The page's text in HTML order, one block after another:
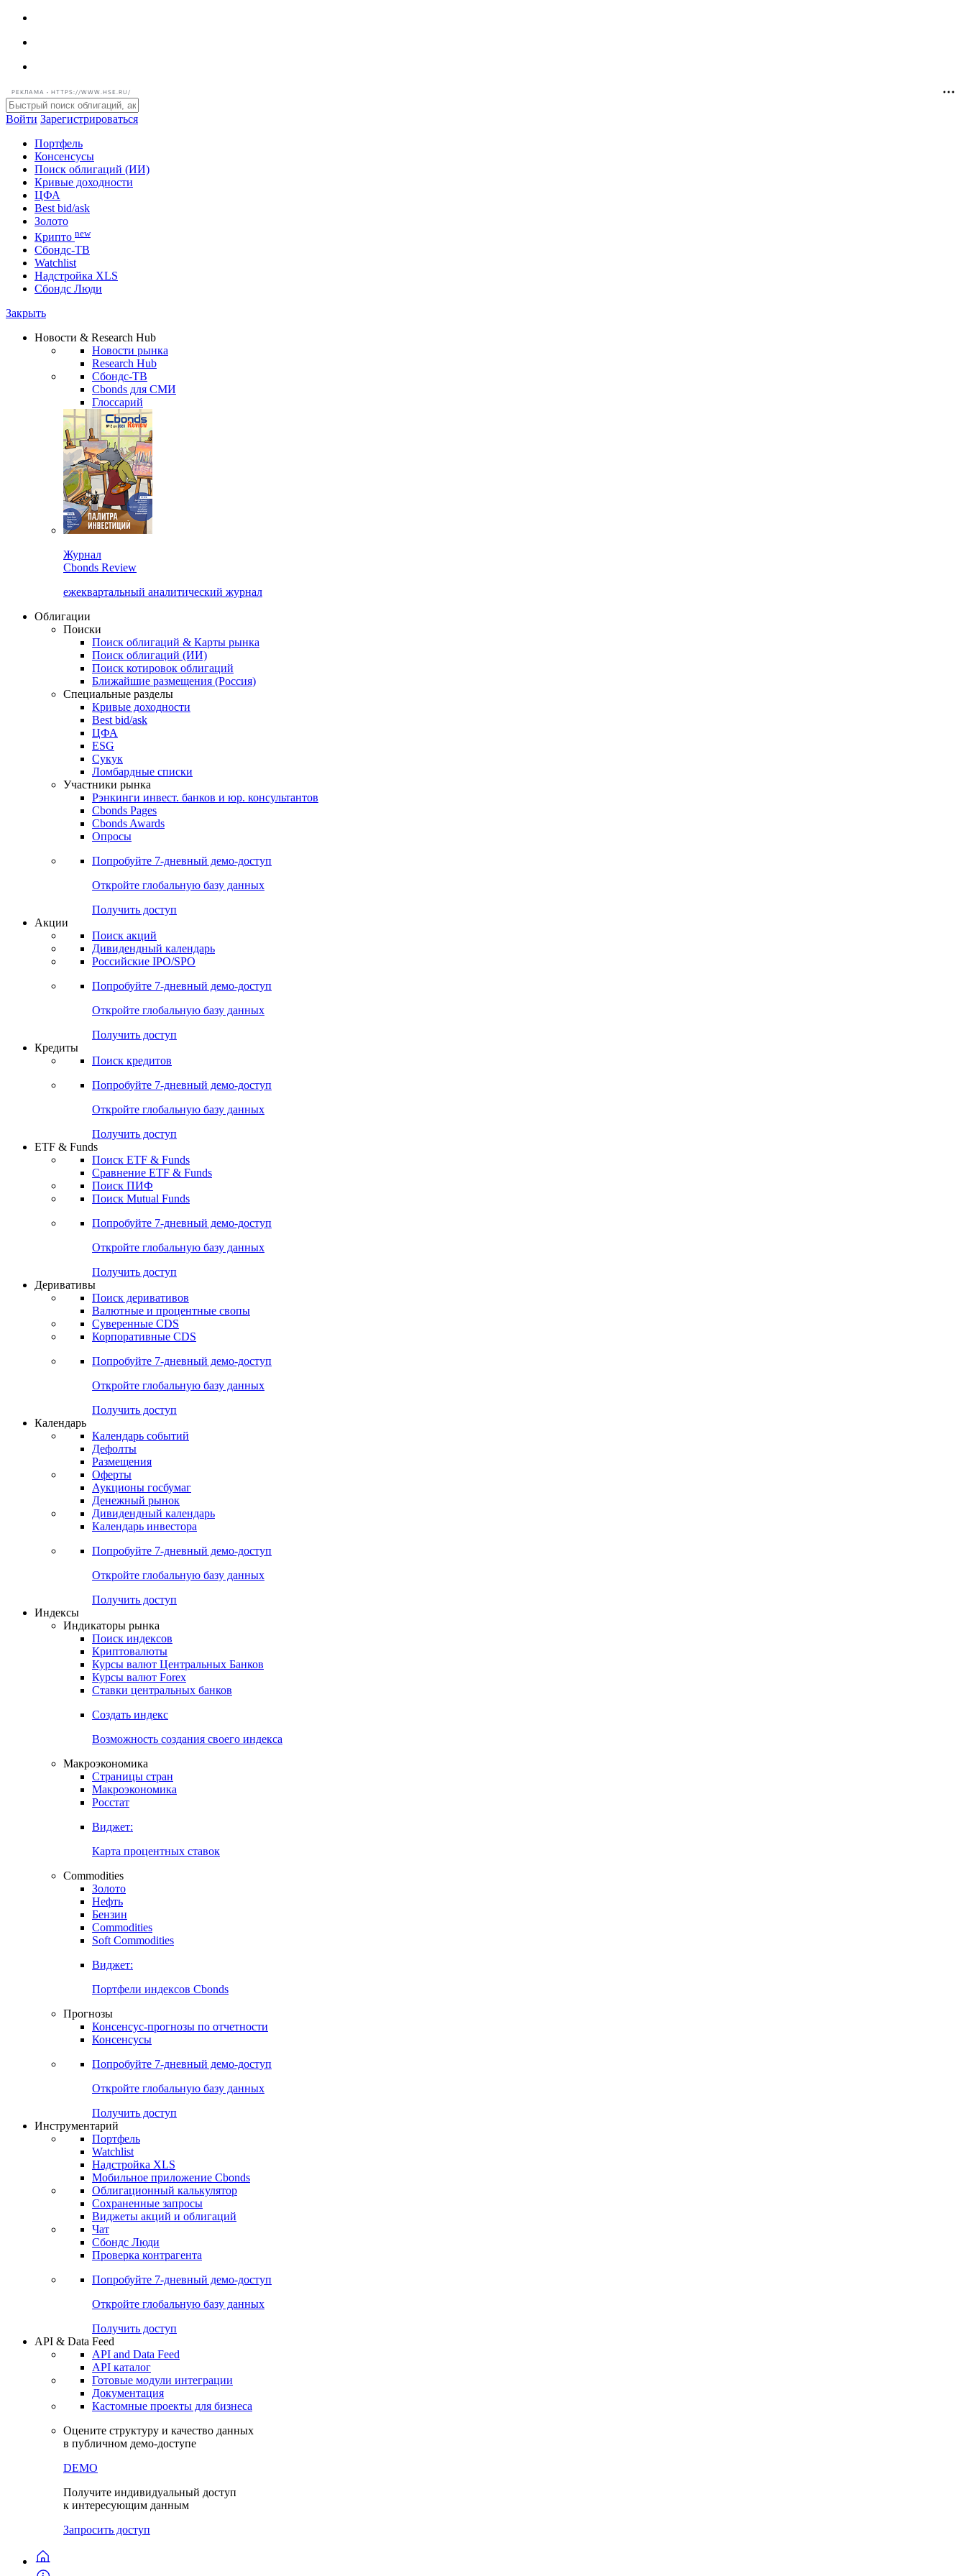
РЕКЛАМА • HTTPS://WWW.HSE.RU/
Войти Зарегистрироваться
Портфель
Консенсусы
Поиск облигаций (ИИ)
Кривые доходности
ЦФА
Best bid/ask
Золото
Криптоnew
Сбондс-ТВ
Надстройка XLS
Сбондс Люди
Новости & Research Hub
Новости рынка
Research Hub
Сбондс-ТВ
Cbonds для СМИ
Глоссарий
Журнал
Cbonds Review
ежеквартальный аналитический журнал
Облигации
Поиски
Поиск облигаций & Карты рынка
Поиск облигаций (ИИ)
Поиск котировок облигаций
Ближайшие размещения (Россия)
Специальные разделы
Кривые доходности
Best bid/ask
ЦФА
ESG
Сукук
Ломбардные списки
Участники рынка
Рэнкинги инвест. банков и юр. консультантов
Cbonds Pages
Cbonds Awards
Опросы
Попробуйте7-дневный
Откройте глобальную базу данных
Получить доступ
Акции
Поиск акций
Дивидендный календарь
Российские IPO/SPO
Попробуйте7-дневный
Откройте глобальную базу данных
Получить доступ
Кредиты
Поиск кредитов
Попробуйте7-дневный
Откройте глобальную базу данных
Получить доступ
ETF & Funds
Поиск ETF & Funds
Сравнение ETF & Funds
Поиск ПИФ
Поиск Mutual Funds
Попробуйте7-дневный
Откройте глобальную базу данных
Получить доступ
Деривативы
Поиск деривативов
Валютные и процентные свопы
Суверенные CDS
Корпоративные CDS
Попробуйте7-дневный
Откройте глобальную базу данных
Получить доступ
Календарь
Календарь событий
Дефолты
Размещения
Оферты
Аукционы госбумаг
Денежный рынок
Дивидендный календарь
Календарь инвестора
Попробуйте7-дневный
Получить доступ
Индикаторы рынка
Поиск индексов
Криптовалюты
Курсы валют Центральных Банков
Курсы валют Forex
Ставки центральных банков
Создать индекс
Возможность создания своего индекса
Макроэкономика
Страницы стран
Макроэкономика
Росстат
Виджет:
Карта процентных ставок
Commodities
Золото
Нефть
Бензин
Commodities
Soft Commodities
Виджет:
Портфели индексов Cbonds
Прогнозы
Консенсус-прогнозы по отчетности
Консенсусы
Попробуйте7-дневный
Откройте глобальную базу данных
Получить доступ
Инструментарий
Портфель
Watchlist
Надстройка XLS
Мобильное приложение Cbonds
Облигационный калькулятор
Сохраненные запросы
Виджеты акций и облигаций
Чат
Сбондс Люди
Проверка контрагента
Попробуйте7-дневный
Откройте глобальную базу данных
Получить доступ
API & Data Feed
API and Data Feed
API каталог
Документация
Кастомные проекты для бизнеса
Оцените структуру и качество данных
в публичном демо-доступе
DEMO
Получите индивидуальный доступ